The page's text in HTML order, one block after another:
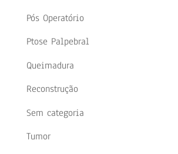
Pós Operatório
Ptose Palpebral
Queimadura
Reconstrução
Sem categoria
Tumor